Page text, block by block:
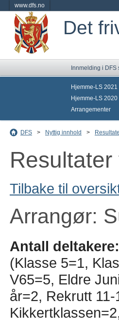
www.dfs.no
Det
Innmelding i DFS
Hjemme-LS 2021
Hjemme-LS 2020
Arrangementer
DFS > Nyttig innhold >
Tilbake til
Arrangør:
Antall deltakere:
(Klasse 5=1,
V65=5, Eldre
år=2, Rekrutt